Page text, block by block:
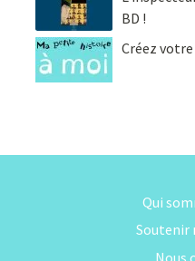
BD !
Créez
Qui
Soutenir
Nous